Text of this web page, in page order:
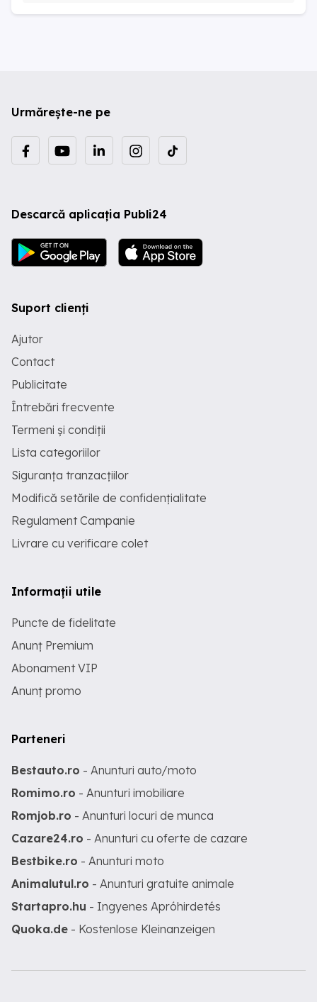
Urmărește-ne pe
Descarcă aplicația Publi24
Suport clienți
Ajutor
Contact
Publicitate
Întrebări frecvente
Termeni și condiții
Lista categoriilor
Siguranța tranzacțiilor
Modifică setările de confidențialitate
Regulament Campanie
Livrare cu verificare colet
Informații utile
Puncte de fidelitate
Anunț Premium
Abonament VIP
Anunț promo
Parteneri
Bestauto.ro - Anunturi auto/moto
Romimo.ro - Anunturi imobiliare
Romjob.ro - Anunturi locuri de munca
Cazare24.ro - Anunturi cu oferte de cazare
Bestbike.ro - Anunturi moto
Animalutul.ro - Anunturi gratuite animale
Startapro.hu - Ingyenes Apróhirdetés
Quoka.de - Kostenlose Kleinanzeigen